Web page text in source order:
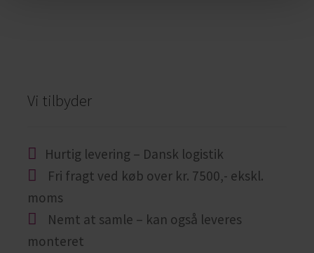
Vi tilbyder
Hurtig levering – Dansk logistik
Fri fragt ved køb over kr. 7500,- ekskl.
moms
Nemt at samle – kan også leveres
monteret